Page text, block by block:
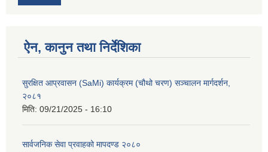
ऐन, कानुन तथा निर्देशिका
सुरक्षित आप्रवासन (SaMi) कार्यक्रम (चौथो चरण) सञ्चालन मार्गदर्शन,
२०८१
मिति: 09/21/2025 - 16:10
सार्वजनिक सेवा प्रवाहको मापदण्ड २०८०